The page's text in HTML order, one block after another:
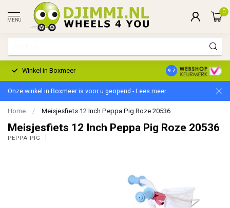
MENU
0
Winkel in Boxmeer 2 Jaar Garantie
9.7
Onze winkel in Boxmeer is voor u geopend - Lees meer
Home / Meisjesfiets 12 Inch Peppa Pig Roze 20536
Meisjesfiets 12 Inch Peppa Pig Roze 20536
PEPPA PIG